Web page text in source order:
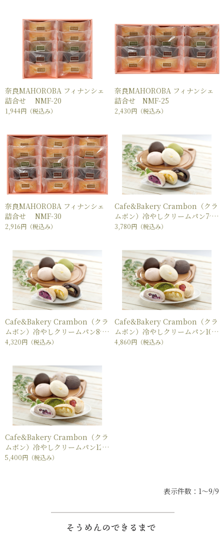
奈良MAHOROBA フィナンシェ
詰合せ NMF-20
1,944円 （税込み）
奈良MAHOROBA フィナンシェ
詰合せ NMF-25
2,430円 （税込み）
奈良MAHOROBA フィナンシェ
詰合せ NMF-30
2,916円 （税込み）
Cafe&Bakery Crambon（クラ
ムボン）冷やしクリームパン7個
セット
3,780円 （税込み）
Cafe&Bakery Crambon（クラ
ムボン）冷やしクリームパン8個
セット
4,320円 （税込み）
Cafe&Bakery Crambon（クラ
ムボン）冷やしクリームパン10
個セット
4,860円 （税込み）
Cafe&Bakery Crambon（クラ
ムボン）冷やしクリームパン12
個セット
5,400円 （税込み）
表示件数：1～9/9